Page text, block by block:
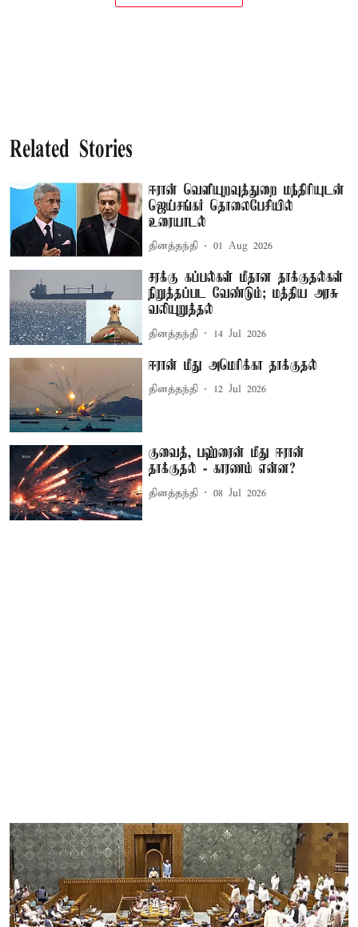
Related Stories
ஈரான் வெளியுறவுத்துறை மந்திரியுடன்
ஜெய்சங்கர் தொலைபேசியில்
உரையாடல்
தினத்தந்தி 01 Aug 2026
சரக்கு கப்பல்கள் மீதான தாக்குதல்கள்
நிறுத்தப்பட வேண்டும்; மத்திய அரசு
வலியுறுத்தல்
தினத்தந்தி 14 Jul 2026
ஈரான் மீது அமெரிக்கா தாக்குதல்
தினத்தந்தி 12 Jul 2026
குவைத், பஹ்ரைன் மீது ஈரான்
தாக்குதல் - காரணம் என்ன?
தினத்தந்தி 08 Jul 2026